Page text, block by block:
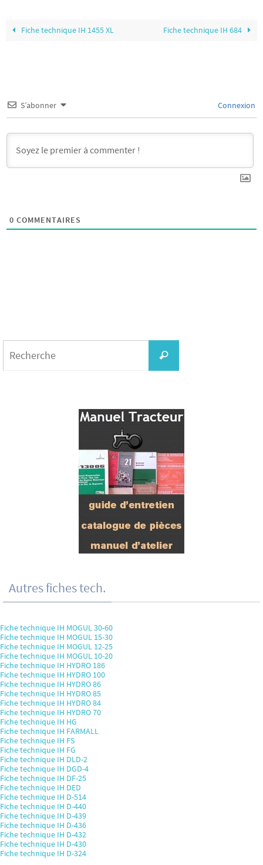
Fiche technique IH 1455 XL Fiche technique IH 684
S’abonner Connexion
0 COMMENTAIRES
Recherche
Autres fiches tech.
Fiche technique IH MOGUL 30-60
Fiche technique IH MOGUL 15-30
Fiche technique IH MOGUL 12-25
Fiche technique IH MOGUL 10-20
Fiche technique IH HYDRO 186
Fiche technique IH HYDRO 100
Fiche technique IH HYDRO 86
Fiche technique IH HYDRO 85
Fiche technique IH HYDRO 84
Fiche technique IH HYDRO 70
Fiche technique IH HG
Fiche technique IH FARMALL
Fiche technique IH FS
Fiche technique IH FG
Fiche technique IH DLD-2
Fiche technique IH DGD-4
Fiche technique IH DF-25
Fiche technique IH DED
Fiche technique IH D-514
Fiche technique IH D-440
Fiche technique IH D-439
Fiche technique IH D-436
Fiche technique IH D-432
Fiche technique IH D-430
Fiche technique IH D-324